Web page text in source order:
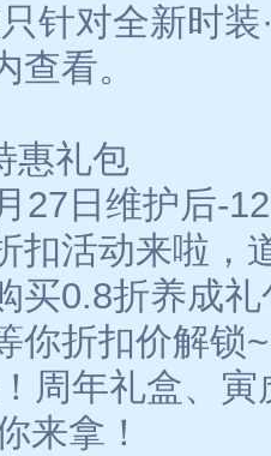
针对全新时
查看。
惠礼包
27日维护后-
扣活动来啦，
买0.8折养成
你折扣价解锁
周年礼盒、
来拿！